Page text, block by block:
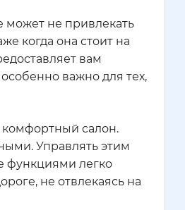
может не привлекать
когда она стоит на
вам
важно для тех,
салон.
Управлять этим
функциями легко
не отвлекаясь на